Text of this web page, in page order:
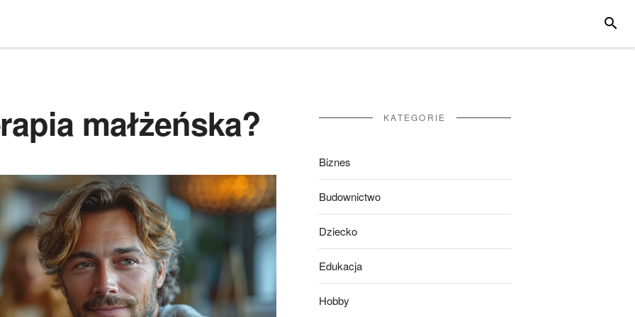
małżeńska? KATEGORIE
Biznes
Budownictwo
Dziecko
Edukacja
Hobby